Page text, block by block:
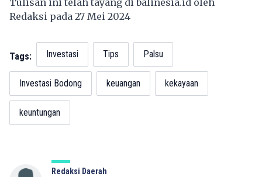
Tulisan ini telah tayang dibalinesia.id oleh
Redaksi pada 27 Mei 2024
Tags: Investasi Tips Palsu
Investasi Bodong keuangan kekayaan
keuntungan
Redaksi Daerah